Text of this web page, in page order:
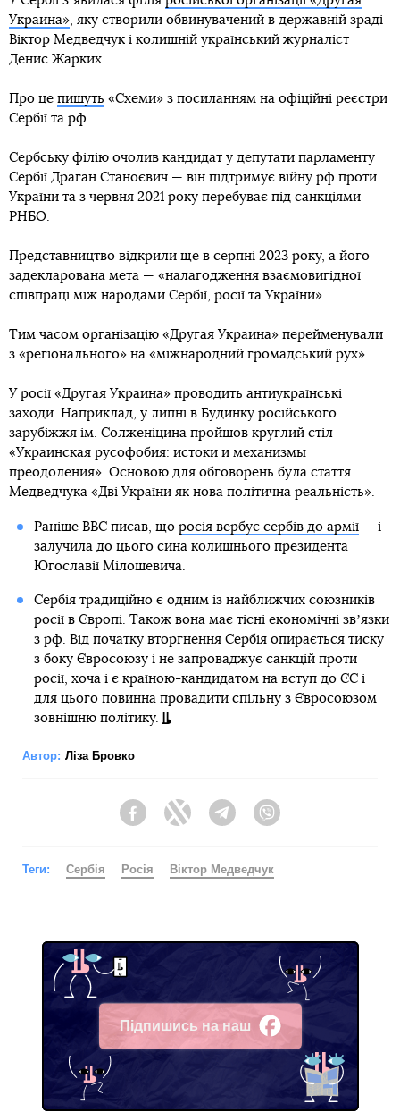
Украина», яку створили обвинувачений в державній зраді
Віктор Медведчук і колишній український журналіст
Денис Жарких.
Про це пишуть «Схеми» з посиланням на офіційні реєстри
Сербії та рф.
Сербську філію очолив кандидат у депутати парламенту
Сербії Драган Станоєвич — він підтримує війну рф проти
України та з червня 2021 року перебуває під санкціями
РНБО.
Представництво відкрили ще в серпні 2023 року, а його
задекларована мета — «налагодження взаємовигідної
співпраці між народами Сербії, росії та України».
Тим часом організацію «Другая Украина» перейменували
з «регіонального» на «міжнародний громадський рух».
У росії «Другая Украина» проводить антиукраїнські
заходи. Наприклад, у липні в Будинку російського
зарубіжжя ім. Солженіцина пройшов круглий стіл
«Украинская русофобия: истоки и механизмы
преодоления». Основою для обговорень була стаття
Медведчука «Дві України як нова політична реальність».
Раніше BBC писав, що росія вербує сербів до армії— і
залучила до цього сина колишнього президента
Югославії Мілошевича.
Сербія традиційно є одним із найближчих союзників
росії в Європі. Також вона має тісні економічні звʼязки
з рф. Від початку вторгнення Сербія опирається тиску
з боку Євросоюзу і не запроваджує санкцій проти
росії, хоча і є країною-кандидатом на вступ до ЄС і
для цього повинна провадити спільну з Євросоюзом
зовнішню політику.
Автор: Ліза Бровко
FacebookTwitter Telegram
Теги: Сербія Росія Віктор Медведчук
Підпишись на наш
Facebook